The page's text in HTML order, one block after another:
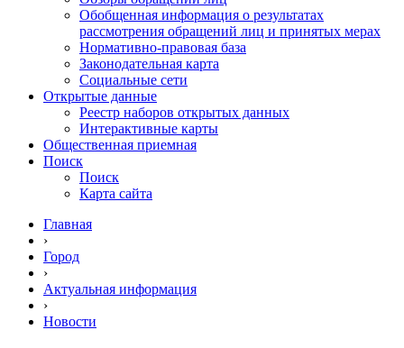
Обобщенная информация о результатах
рассмотрения обращений лиц и принятых мерах
Нормативно-правовая база
Законодательная карта
Социальные сети
Открытые данные
Реестр наборов открытых данных
Интерактивные карты
Общественная приемная
Поиск
Поиск
Карта сайта
Главная
›
Город
›
Актуальная информация
›
Новости